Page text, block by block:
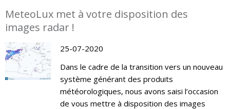
MeteoLux met à votre disposition des
images radar !
25-07-2020
Dans le cadre de la transition vers un nouveau
système générant des produits
météorologiques, nous avons saisi l’occasion
de vous mettre à disposition des images